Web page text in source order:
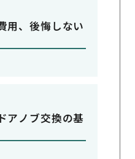
用、後悔しない
アノブ交換の基